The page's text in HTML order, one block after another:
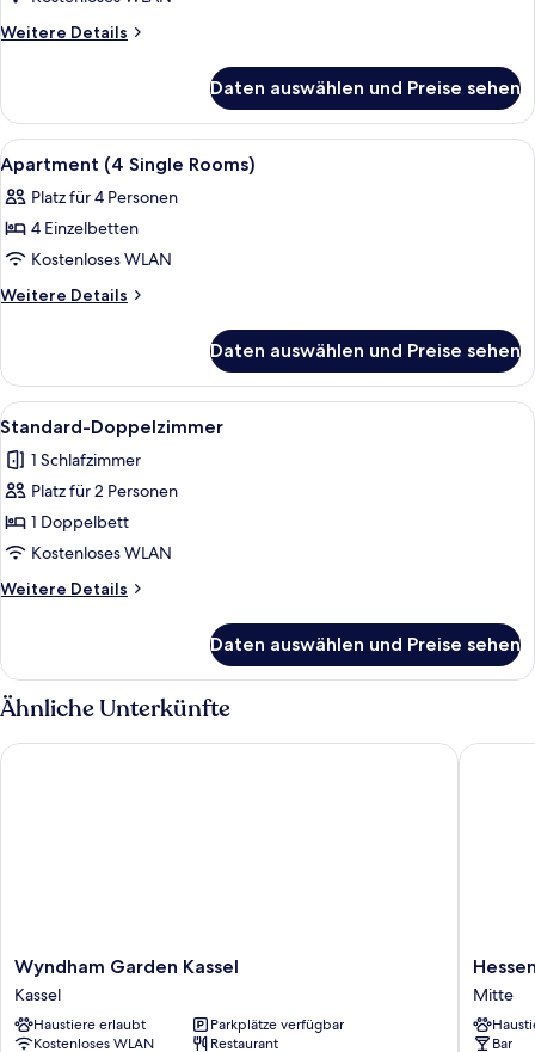
Weitere Details
Weitere
(4)
Daten auswählen und Preise sehen
Alle
Fotos
für
Apartment
(4
Single
Ein Schlafzimmer mit einem
6
Apartment (4 Single Rooms)
Platz für 4 Personen
4 Einzelbetten
Kostenloses WLAN
Weitere Details
Weitere
(4
Single
Rooms)
Daten auswählen und Preise sehen
Alle
Fotos
für
Standard-
Doppelzimmer
anzeigen
Allergikerbettwaren, Schreibtisch,
1
Standard-Doppelzimmer
1 Schlafzimmer
Platz für 2 Personen
1 Doppelbett
Kostenloses WLAN
Weitere Details
Weitere
Doppelzimmer
Daten auswählen und Preise sehen
Ähnliche Unterkünfte
Wyndham
Garden
Kassel
Kassel
Wyndham Garden Kassel
Kassel
Haustiere erlaubt
Parkplätze verfügbar
Kostenloses WLAN
Restaurant
Wyndham Garden Kassel
Hotel
by
Stay
Mitte
Bar